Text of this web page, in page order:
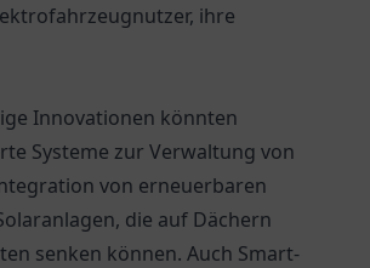
ihre
Innovationen könnten
Systeme zur Verwaltung von
von erneuerbaren
die auf Dächern
senken können. Auch Smart-